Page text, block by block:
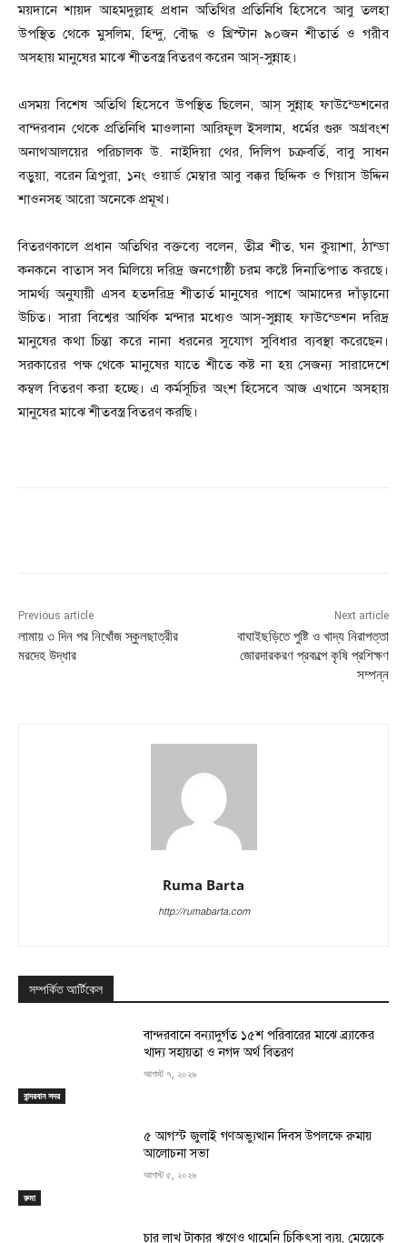
ময়দানে শায়দ আহমদুল্লাহ প্রধান অতিথির প্রতিনিধি হিসেবে আবু তলহা
উপস্থিত থেকে মুসলিম, হিন্দু, বৌদ্ধ ও খ্রিস্টান ৯০জন শীতার্ত ও গরীব
অসহায় মানুষের মাঝে শীতবস্ত্র বিতরণ করেন আস্-সুন্নাহ।
এসময় বিশেষ অতিথি হিসেবে উপস্থিত ছিলেন, আস্ সুন্নাহ ফাউন্ডেশনের
বান্দরবান থেকে প্রতিনিধি মাওলানা আরিফুল ইসলাম, ধর্মের গুরু অগ্রবংশ
অনাথআলয়ের পরিচালক উ. নাইদিয়া থের, দিলিপ চক্রবর্তি, বাবু সাধন
বড়ুয়া, বরেন ত্রিপুরা, ১নং ওয়ার্ড মেম্বার আবু বক্কর ছিদ্দিক ও গিয়াস উদ্দিন
শাওনসহ আরো অনেকে প্রমূখ।
বিতরণকালে প্রধান অতিথির বক্তব্যে বলেন, তীব্র শীত, ঘন কুয়াশা, ঠান্ডা
কনকনে বাতাস সব মিলিয়ে দরিদ্র জনগোষ্ঠী চরম কষ্টে দিনাতিপাত করছে।
সামর্থ্য অনুযায়ী এসব হতদরিদ্র শীতার্ত মানুষের পাশে আমাদের দাঁড়ানো
উচিত। সারা বিশ্বের আর্থিক মন্দার মধ্যেও আস্-সুন্নাহ ফাউন্ডেশন দরিদ্র
মানুষের কথা চিন্তা করে নানা ধরনের সুযোগ সুবিধার ব্যবস্থা করেছেন।
সরকারের পক্ষ থেকে মানুষের যাতে শীতে কষ্ট না হয় সেজন্য সারাদেশে
কম্বল বিতরণ করা হচ্ছে। এ কর্মসূচির অংশ হিসেবে আজ এখানে অসহায়
মানুষের মাঝে শীতবস্ত্র বিতরণ করছি।
Previous article
লামায় ৩ দিন পর নিখোঁজ স্কুলছাত্রীর
মরদেহ উদ্ধার
Next article
বাঘাইছড়িতে পুষ্টি ও খাদ্য নিরাপত্তা
জোরদারকরণ প্রকল্পে কৃষি প্রশিক্ষণ
সম্পন্ন
Ruma Barta
http://rumabarta.com
সম্পর্কিত আর্টিকেল
বান্দরবান সদর
বান্দরবানে বন্যাদুর্গত ১৫শ পরিবারের মাঝে ব্র্যাকের
খাদ্য সহায়তা ও নগদ অর্থ বিতরণ
আগস্ট ৭, ২০২৬
রুমা
৫ আগস্ট জুলাই গণঅভ্যুত্থান দিবস উপলক্ষে রুমায়
আলোচনা সভা
আগস্ট ৫, ২০২৬
চার লাখ টাকার ঋণেও থামেনি চিকিৎসা ব্যয়, মেয়েকে